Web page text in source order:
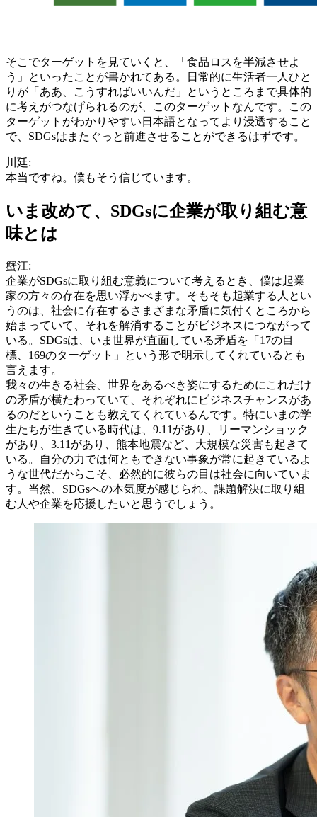
そこでターゲットを見ていくと、「食品ロスを半減させよ
う」といったことが書かれてある。日常的に生活者一人ひと
りが「ああ、こうすればいいんだ」というところまで具体的
に考えがつなげられるのが、このターゲットなんです。この
ターゲットがわかりやすい日本語となってより浸透すること
で、SDGsはまたぐっと前進させることができるはずです。
川廷:
本当ですね。僕もそう信じています。
いま改めて、SDGsに企業が取り組む意
味とは
蟹江:
企業がSDGsに取り組む意義について考えるとき、僕は起業
家の方々の存在を思い浮かべます。そもそも起業する人とい
うのは、社会に存在するさまざまな矛盾に気付くところから
始まっていて、それを解消することがビジネスにつながって
いる。SDGsは、いま世界が直面している矛盾を「17の目
標、169のターゲット」という形で明示してくれているとも
言えます。
我々の生きる社会、世界をあるべき姿にするためにこれだけ
の矛盾が横たわっていて、それぞれにビジネスチャンスがあ
るのだということも教えてくれているんです。特にいまの学
生たちが生きている時代は、9.11があり、リーマンショック
があり、3.11があり、熊本地震など、大規模な災害も起きて
いる。自分の力では何ともできない事象が常に起きているよ
うな世代だからこそ、必然的に彼らの目は社会に向いていま
す。当然、SDGsへの本気度が感じられ、課題解決に取り組
む人や企業を応援したいと思うでしょう。